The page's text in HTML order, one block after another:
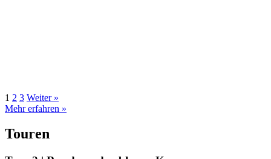
1 2 3 Weiter »
Mehr erfahren »
Touren